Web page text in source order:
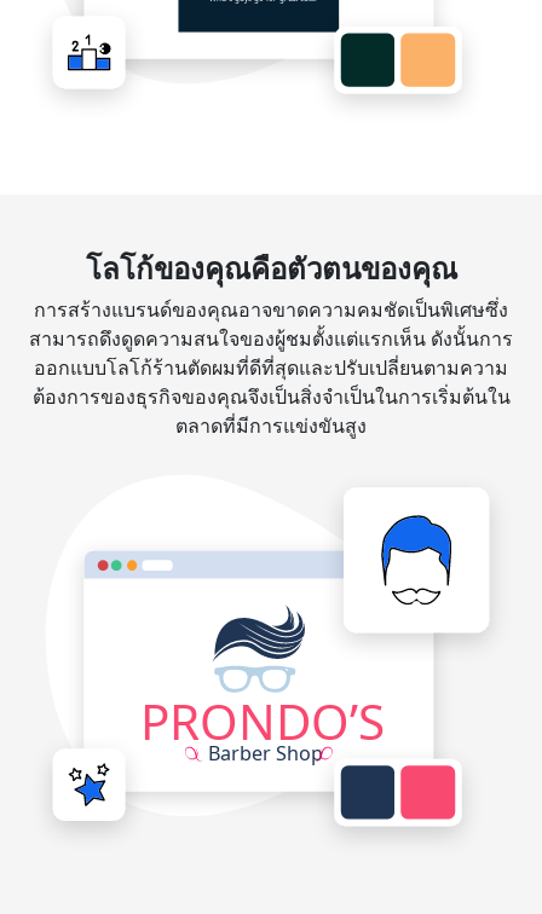
โลโก้ของคุณคือตัวตนของคุณ
การสร้างแบรนด์ของคุณอาจขาดความคมชัดเป็นพิเศษซึ่ง
สามารถดึงดูดความสนใจของผู้ชมตั้งแต่แรกเห็น ดังนั้นการ
ออกแบบโลโก้ร้านตัดผมที่ดีที่สุดและปรับเปลี่ยนตามความ
ต้องการของธุรกิจของคุณจึงเป็นสิ่งจำเป็นในการเริ่มต้นใน
ตลาดที่มีการแข่งขันสูง